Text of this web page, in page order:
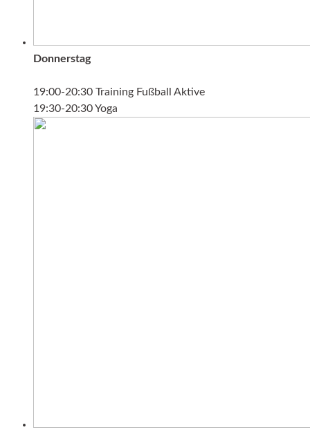
Donnerstag
19:00-20:30 Training Fußball Aktive
19:30-20:30 Yoga